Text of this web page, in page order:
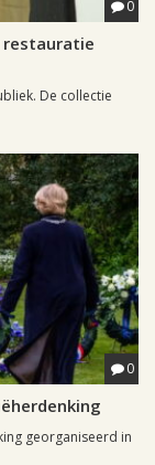
0
restauratie
De collectie
0
georganiseerd in